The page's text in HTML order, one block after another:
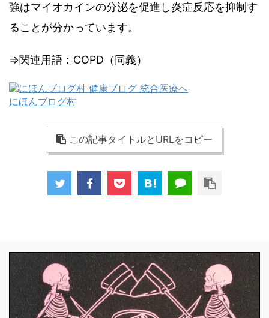
強はマイオカインの分泌を促進し炎症反応を抑制す
ることが分かっています。
⇒関連用語：COPD（同義）
にほんブログ村
この記事タイトルとURLをコピー